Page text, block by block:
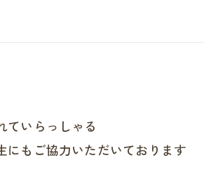
ていらっしゃる
にもご協力いただいております